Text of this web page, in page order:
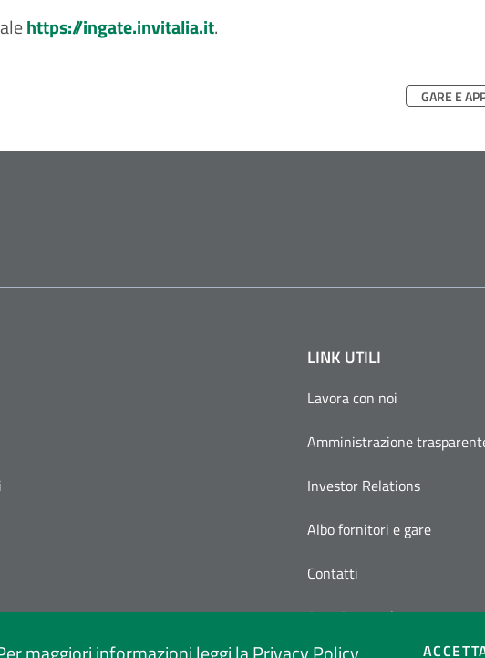
https://ingate.invitalia.it.
GARE E
LINK UTILI
Lavora con noi
Amministrazione
Investor Relations
Albo fornitori e gare
Contatti
Area Personale